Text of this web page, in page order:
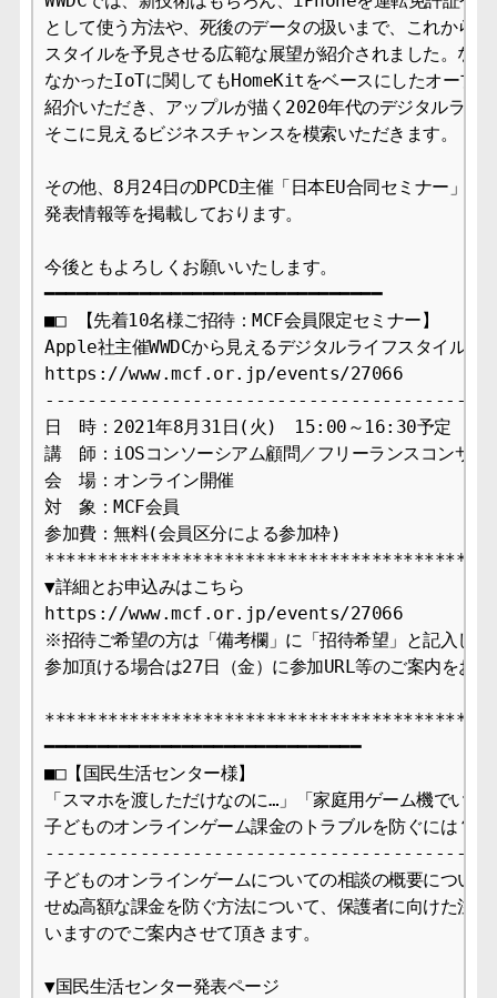
として使う方法や、死後のデータの扱いまで、これから
スタイルを予見させる広範な展望が紹介されました。な
なかったIoTに関してもHomeKitをベースにしたオープ
紹介いただき、アップルが描く2020年代のデジタルライ
そこに見えるビジネスチャンスを模索いただきます。
その他、8月24日のDPCD主催「日本EU合同セミナー」、
発表情報等を掲載しております。
今後ともよろしくお願いいたします。
━━━━━━━━━━━━━━━━━━━━━━━━━━━━━━━━
■□ 【先着10名様ご招待：MCF会員限定セミナー】
Apple社主催WWDCから見えるデジタルライフスタイルの
https://www.mcf.or.jp/events/27066
日　時：2021年8月31日(火)　15:00～16:30予定
講　師：iOSコンソーシアム顧問／フリーランスコンサ
会　場：オンライン開催
対　象：MCF会員
参加費：無料(会員区分による参加枠)
▼詳細とお申込みはこちら
https://www.mcf.or.jp/events/27066
※招待ご希望の方は「備考欄」に「招待希望」と記入して
参加頂ける場合は27日（金）に参加URL等のご案内をお
━━━━━━━━━━━━━━━━━━━━━━━━━━━━━━
■□【国民生活センター様】
「スマホを渡しただけなのに…」「家庭用ゲーム機でいつ
子どものオンラインゲーム課金のトラブルを防ぐには？
子どものオンラインゲームについての相談の概要につい
せぬ高額な課金を防ぐ方法について、保護者に向けた注
いますのでご案内させて頂きます。
▼国民生活センター発表ページ